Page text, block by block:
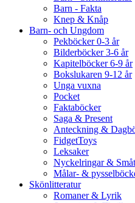
Barn - Fakta
Knep & Knåp
Barn- och Ungdom
Pekböcker 0-3 år
Bilderböcker 3-6 år
Kapitelböcker 6-9 år
Bokslukaren 9-12 år
Unga vuxna
Pocket
Faktaböcker
Saga & Present
Anteckning &
FidgetToys
Leksaker
Nyckelringar &
Målar- &
Skönlitteratur
Romaner & Lyrik